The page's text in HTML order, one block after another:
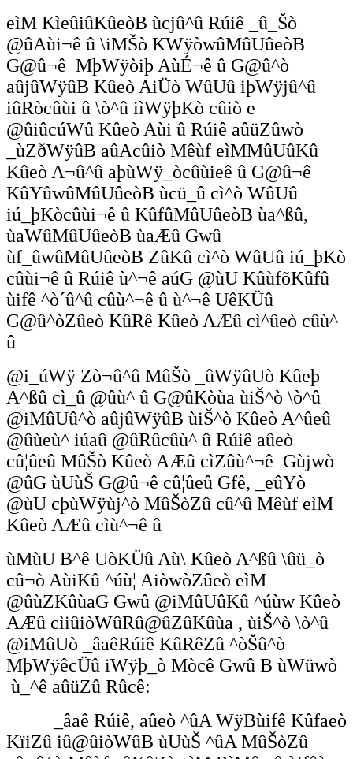
eìM KìeûiûKûeòB ùcjû^û Rúiê _û_Šò
@ûAùi¬ê û \iMŠò KWÿòwûMûUûeòB
G@û¬ê MþWÿòiþ AùÉ¬ê û G@û^ò
aûjûWÿûB Kûeò AiÜò WûUû iþWÿjû^û
iûRòcûùi û \ò^û iìWÿþKò cûiò e
@ûiûcúWû Kûeò Aùi û Rúiê aûüZûwò
_ùZðWÿûB aûAcûiò Mêùf eìMMûUûKû
Kûeò A¬û^û aþùWÿ_òcûùieê û G@û¬ê
KûYûwûMûUûeòB ùcü_û cì^ò WûUû
iú_þKòcûùi¬ê û KûfûMûUûeòB ùa^ßû,
ùaWûMûUûeòB ùaÆû Gwû
ùf_ûwûMûUûeòB ZûKû cì^ò WûUû iú_þKò
cûùi¬ê û Rúiê ù^¬ê aúG @ùU KûùfõKûfû
ùifê ^ò´û^û cûù^¬ê û ù^¬ê UêKÜû
G@û^òZûeò KûRê Kûeò AÆû cì^ûeò cûù^
û
@i_úWÿ Zò¬û^û MûŠò _ûWÿûUò Kûeþ
A^ßû cì_û @ûù^ û G@ûKòùa ùiŠ^ò \ò^û
@iMûUû^ò aûjûWÿûB ùiŠ^ò Kûeò A^ûeû
@ûùeù^ iúaû @ûRûcûù^ û Rúiê aûeò
cû¦ûeû MûŠò Kûeò AÆû cìZûù^¬ê Gùjwò
@ûG ùUùŠ G@û¬ê cû¦ûeû Gfê, _eûYò
@ùU cþùWÿùj^ò MûŠòZû cû^û Mêùf eìM
Kûeò AÆû cìù^¬ê û
ùMùU B^ê UòKÜû Aù\ Kûeò A^ßû \ûü_ò
cû¬ò AùiKû ^úù¦ AiòwòZûeò eìM
@ûùZKûùaG Gwû @iMûUûKû ^úùw Kûeò
AÆû cìiûiòWûRû@ûZûKûùa , ùiŠ^ò \ò^û
@iMûUò _âaêRúiê KûRêZû ^òŠû^ò
MþWÿêcÜû iWÿþ_ò Mòcê Gwû B ùWüwò
ù_^ê aûüZû Rûcê:
_âaê Rúiê, aûeò ^ûA WÿBùifê Kûfaeò
KïiZû iû@ûiòWûB ùUùŠ ^ûA MûŠòZû